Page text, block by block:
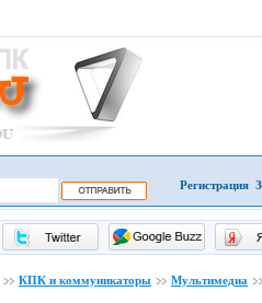
Регистрация
КПК и коммуникаторы Мультимедиа